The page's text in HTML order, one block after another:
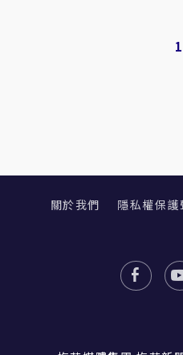
1
關於我們 隱私權保護